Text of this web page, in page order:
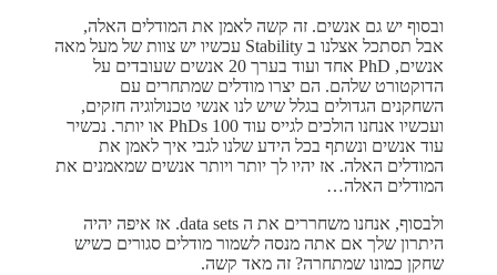
ובסוף יש גם אנשים. זה קשה לאמן את המודלים האלה,
אבל תסתכל אצלנו ב Stability עכשיו יש צוות של מעל מאה
אנשים, PhD אחד ועוד בערך 20 אנשים שעובדים על
הדוקטורט שלהם. הם יצרו מודלים שמתחרים עם
השחקנים הגדולים בגלל שיש לנו אנשי טכנולוגיה חזקים,
ועכשיו אנחנו הולכים לגייס עוד 100 PhDs או יותר. נכשיר
עוד אנשים ונשתף בכל הידע שלנו לגבי איך לאמן את
המודלים האלה. אז יהיו לך יותר ויותר אנשים שמאמנים את
המודלים האלה…
ולבסוף, אנחנו משחררים את ה data sets. אז איפה יהיה
היתרון שלך אם אתה מנסה לשמור מודלים סגורים כשיש
שחקן כמונו שמתחרה? זה מאד קשה.